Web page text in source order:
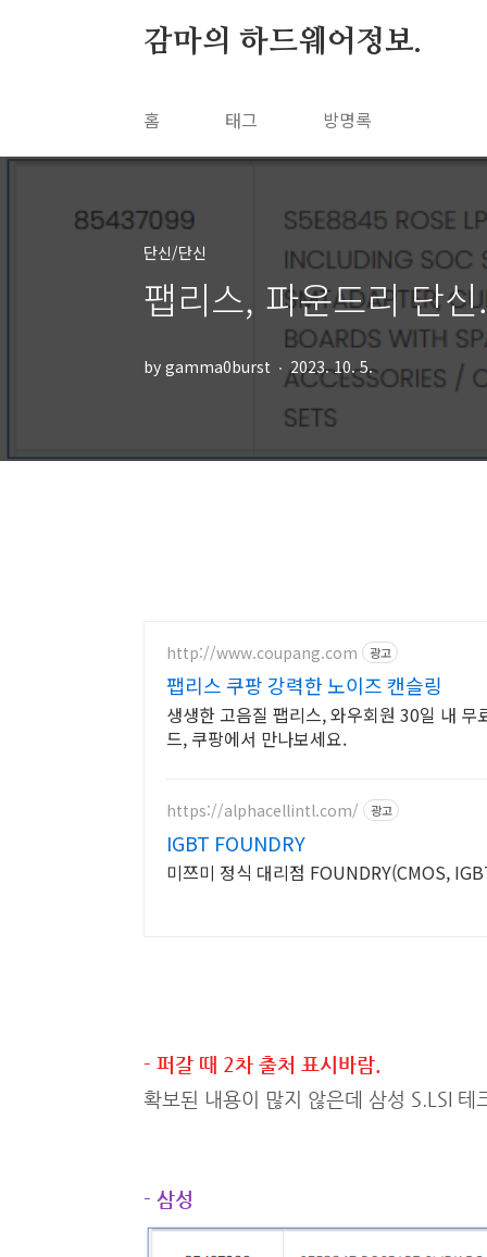
감마의 하드웨어정보.
홈 태그 방명록
단신/단신
팹리스, 파운드리 단
by gamma0burst 2023. 10. 5.
http://www.coupang.com 광고
팹리스 쿠팡 강력한 노이즈 캔슬링
생생한 고음질 팹리스, 와우회원 30일 내
드, 쿠팡에서 만나보세요.
https://alphacellintl.com/ 광고
IGBT FOUNDRY
미쯔미 정식 대리점 FOUNDRY(CMOS,
- 퍼갈 때 2차 출처 표시바람.
확보된 내용이 많지 않은데 삼성 S.LSI
- 삼성